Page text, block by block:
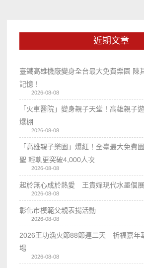
近期文章
臺鐵高雄機廠變身全台最大免費樂園 陳
記憶！
2026-08-08
「火車醫院」變身親子天堂！高雄親子
爆棚
2026-08-08
「高雄親子樂園」爆紅！全臺最大免費
聖 輕軌更突破4,000人次
2026-08-08
起於無心成於熱愛 王貴嬋現代水墨個展
2026-08-08
彰化市模範父親表揚活動
2026-08-08
2026王功漁火節88節連二天 祈福嘉年
場
2026-08-08